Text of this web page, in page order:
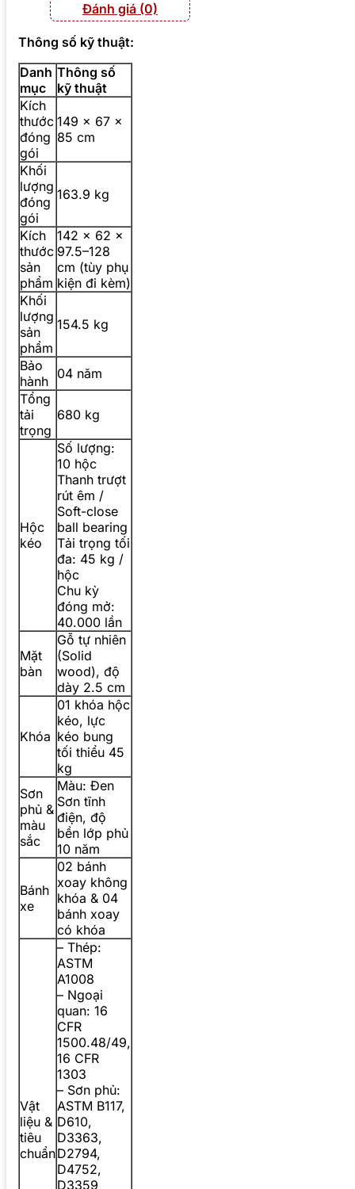
Đánh giá (0)
Thông số kỹ thuật:
Danh
mục
Thông số
kỹ thuật
Kích
thước
đóng
gói
149 × 67 ×
85 cm
Khối
lượng
đóng
gói
163.9 kg
Kích
thước
sản
phẩm
142 × 62 ×
97.5–128
cm (tùy phụ
kiện đi kèm)
Khối
lượng
sản
phẩm
154.5 kg
Bảo
hành 04 năm
Tổng
tải
trọng
680 kg
Hộc
kéo
Số lượng:
10 hộc
Thanh trượt
rút êm /
Soft-close
ball bearing
Tải trọng tối
đa: 45 kg /
hộc
Chu kỳ
đóng mở:
40.000 lần
Mặt
bàn
Gỗ tự nhiên
(Solid
wood), độ
dày 2.5 cm
Khóa
01 khóa hộc
kéo, lực
kéo bung
tối thiểu 45
kg
Sơn
phủ &
màu
sắc
Màu: Đen
Sơn tĩnh
điện, độ
bền lớp phủ
10 năm
Bánh
xe
02 bánh
xoay không
khóa & 04
bánh xoay
có khóa
Vật
liệu &
tiêu
chuẩn
– Thép:
ASTM
A1008
– Ngoại
quan: 16
CFR
1500.48/49,
16 CFR
1303
– Sơn phủ:
ASTM B117,
D610,
D3363,
D2794,
D4752,
D3359